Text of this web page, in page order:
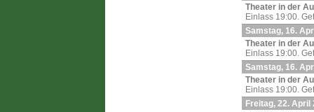
Theater in der
Einlass 19:00.
Samstag, 16.
Theater in der
Einlass 19:00.
Samstag, 16.
Theater in der
Einlass 19:00.
Freitag, 22. April